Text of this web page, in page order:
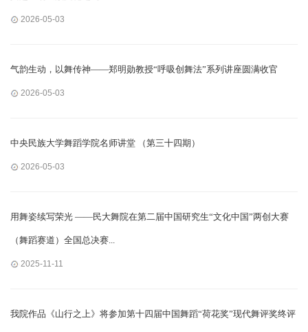
2026-05-03
气韵生动，以舞传神——郑明勋教授“呼吸创舞法”系列讲座圆满收官
2026-05-03
中央民族大学舞蹈学院名师讲堂 （第三十四期）
2026-05-03
用舞姿续写荣光 ——民大舞院在第二届中国研究生“文化中国”两创大赛
（舞蹈赛道）全国总决赛...
2025-11-11
我院作品《山行之上》将参加第十四届中国舞蹈“荷花奖”现代舞评奖终评